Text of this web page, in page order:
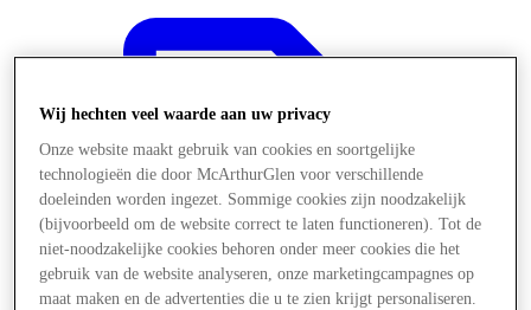
Wij hechten veel waarde aan uw privacy
Onze website maakt gebruik van cookies en soortgelijke
technologieën die door McArthurGlen voor verschillende
doeleinden worden ingezet. Sommige cookies zijn noodzakelijk
(bijvoorbeeld om de website correct te laten functioneren). Tot de
niet-noodzakelijke cookies behoren onder meer cookies die het
gebruik van de website analyseren, onze marketingcampagnes op
maat maken en de advertenties die u te zien krijgt personaliseren.